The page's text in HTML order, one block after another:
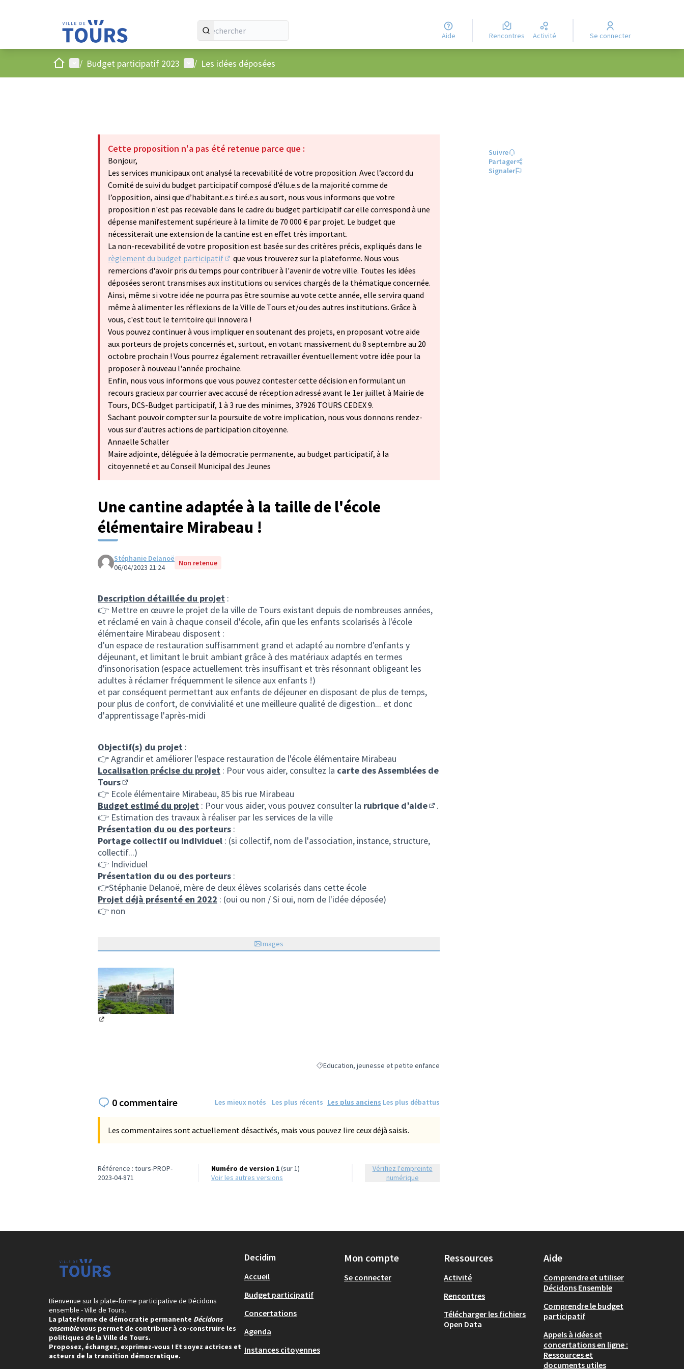
Aide Rencontres Activité Se connecter
AccueilMenu principal
/ Budget participatif 2023 Menu utilisateur
/ Les idées déposées
Cette proposition n'a pas été retenue parce que :
Bonjour,
Les services municipaux ont analysé la recevabilité de votre proposition. Avec l’accord du
Comité de suivi du budget participatif composé d’élu.e.s de la majorité comme de
l’opposition, ainsi que d’habitant.e.s tiré.e.s au sort, nous vous informons que votre
proposition n'est pas recevable dans le cadre du budget participatif car elle correspond à une
dépense manifestement supérieure à la limite de 70 000 € par projet. Le budget que
nécessiterait une extension de la cantine est en effet très important.
La non-recevabilité de votre proposition est basée sur des critères précis, expliqués dans le
règlement du budget participatif
(S'ouvre dans un nouvel onglet)
que vous trouverez sur la plateforme. Nous vous
remercions d'avoir pris du temps pour contribuer à l'avenir de votre ville. Toutes les idées
déposées seront transmises aux institutions ou services chargés de la thématique concernée.
Ainsi, même si votre idée ne pourra pas être soumise au vote cette année, elle servira quand
même à alimenter les réflexions de la Ville de Tours et/ou des autres institutions. Grâce à
vous, c'est tout le territoire qui innovera !
Vous pouvez continuer à vous impliquer en soutenant des projets, en proposant votre aide
aux porteurs de projets concernés et, surtout, en votant massivement du 8 septembre au 20
octobre prochain ! Vous pourrez également retravailler éventuellement votre idée pour la
proposer à nouveau l'année prochaine.
Enfin, nous vous informons que vous pouvez contester cette décision en formulant un
recours gracieux par courrier avec accusé de réception adressé avant le 1er juillet à Mairie de
Tours, DCS-Budget participatif, 1 à 3 rue des minimes, 37926 TOURS CEDEX 9.
Sachant pouvoir compter sur la poursuite de votre implication, nous vous donnons rendez-
vous sur d'autres actions de participation citoyenne.
Annaelle Schaller
Maire adjointe, déléguée à la démocratie permanente, au budget participatif, à la
citoyenneté et au Conseil Municipal des Jeunes
Une cantine adaptée à la taille de l'école
élémentaire Mirabeau !
Stéphanie Delanoë
06/04/2023 21:24
Non retenue
Description détaillée du projet :
👉 Mettre en œuvre le projet de la ville de Tours existant depuis de nombreuses années,
et réclamé en vain à chaque conseil d'école, afin que les enfants scolarisés à l'école
élémentaire Mirabeau disposent :
d'un espace de restauration suffisamment grand et adapté au nombre d'enfants y
déjeunant, et limitant le bruit ambiant grâce à des matériaux adaptés en termes
d'insonorisation (espace actuellement très insuffisant et très résonnant obligeant les
adultes à réclamer fréquemment le silence aux enfants !)
et par conséquent permettant aux enfants de déjeuner en disposant de plus de temps,
pour plus de confort, de convivialité et une meilleure qualité de digestion... et donc
d'apprentissage l'après-midi
Objectif(s) du projet :
👉 Agrandir et améliorer l'espace restauration de l'école élémentaire Mirabeau
Localisation précise du projet : Pour vous aider, consultez la carte des Assemblées de
Tours
(S'ouvre dans un nouvel onglet)
👉 Ecole élémentaire Mirabeau, 85 bis rue Mirabeau
Budget estimé du projet : Pour vous aider, vous pouvez consulter la rubrique d’aide
.
👉 Estimation des travaux à réaliser par les services de la ville
Présentation du ou des porteurs :
Portage collectif ou individuel : (si collectif, nom de l'association, instance, structure,
collectif...)
👉 Individuel
Présentation du ou des porteurs :
👉Stéphanie Delanoë, mère de deux élèves scolarisés dans cette école
Projet déjà présenté en 2022 : (oui ou non / Si oui, nom de l'idée déposée)
👉 non
Images
Filtrer les résultats de la catégorie : Education, jeunesse et petite enfance
Education, jeunesse et petite enfance
Suivre
Partager
Signaler
0 commentaire Les mieux notés Les plus récents Les plus anciens Les plus débattus
Les commentaires sont actuellement désactivés, mais vous pouvez lire ceux déjà saisis.
Référence : tours-PROP-
2023-04-871
Numéro de version 1(sur 1)
voir les autres versions
Vérifiez l'empreinte
numérique
Bienvenue sur la plate-forme participative de Décidons
ensemble - Ville de Tours.
La plateforme de démocratie permanente Décidons
ensemblevous permet de contribuer à co-construire les
politiques de la Ville de Tours.
Proposez, échangez, exprimez-vous ! Et soyez actrices et
acteurs de la transition démocratique.
Decidim
Accueil
Budget participatif
Concertations
Agenda
Instances citoyennes
Mon compte
Se connecter
Ressources
Activité
Rencontres
Télécharger les fichiers
Open Data
Aide
Comprendre et utiliser
Décidons Ensemble
Comprendre le budget
participatif
Appels à idées et
concertations en ligne :
Ressources et
documents utiles